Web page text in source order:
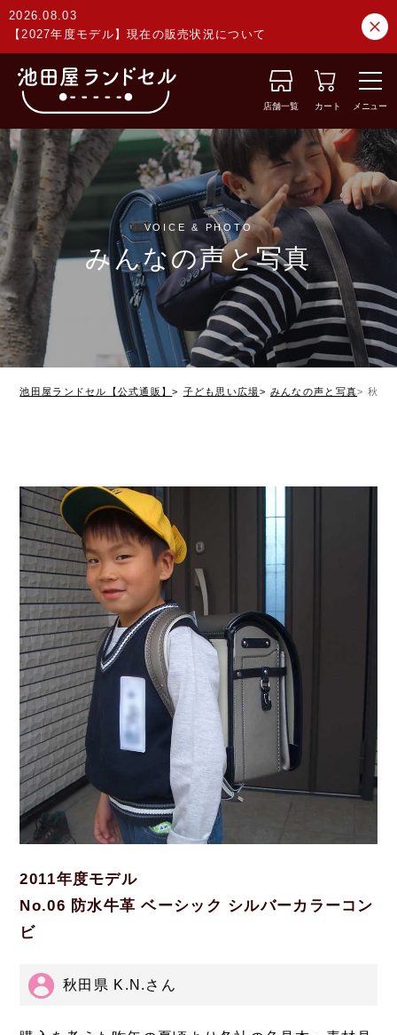
2026.08.03
【2027年度モデル】現在の販売状況について
店舗一覧 カート メニュー
VOICE & PHOTO
みんなの声と写真
池田屋ランドセル【公式通販】 子ども思い広場 みんなの声と写真 秋田
2011年度モデル
No.06 防水牛革 ベーシック シルバーカラーコン
ビ
秋田県 K.N.さん